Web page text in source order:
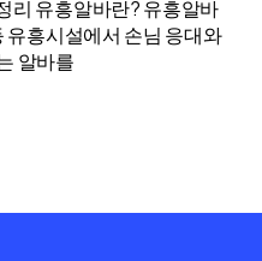
리 유흥알바란? 유흥알바
유흥시설에서 손님 응대와
알바를